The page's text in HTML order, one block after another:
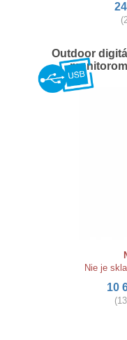
Outdoor
Nie je
10